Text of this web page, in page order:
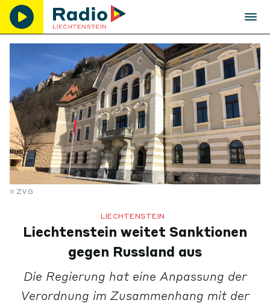
ZVG
LIECHTENSTEIN
Liechtenstein weitet Sanktionen
gegen Russland aus
Die Regierung hat eine Anpassung der
Verordnung im Zusammenhang mit der